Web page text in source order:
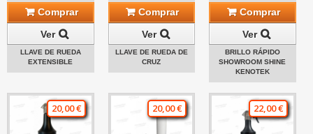
Comprar
Ver
LLAVE DE RUEDA
EXTENSIBLE
Comprar
Ver
LLAVE DE RUEDA DE
CRUZ
Comprar
Ver
BRILLO RÁPIDO
SHOWROOM SHINE
KENOTEK
20,00 € 20,00 € 22,00 €